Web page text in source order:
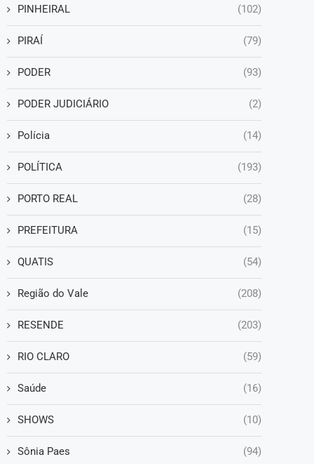
PINHEIRAL (102)
PIRAÍ (79)
PODER (93)
PODER JUDICIÁRIO (2)
Polícia (14)
POLÍTICA (193)
PORTO REAL (28)
PREFEITURA (15)
QUATIS (54)
Região do Vale (208)
RESENDE (203)
RIO CLARO (59)
Saúde (16)
SHOWS (10)
Sônia Paes (94)